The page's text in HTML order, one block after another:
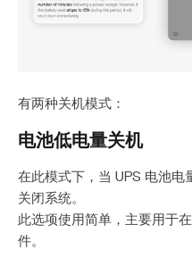
有两种关机模式：
电池低电量关机
在此模式下，当 UPS 电池电
关闭系统。
此选项使用简单，主要用于
件。